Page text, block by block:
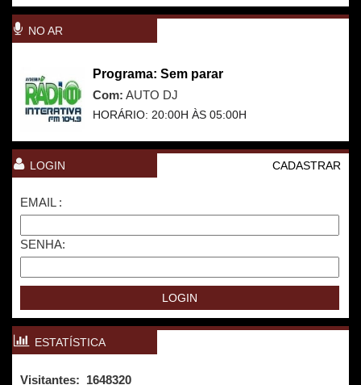
NO AR
Programa: Sem parar
Com: AUTO DJ
HORÁRIO: 20:00H ÀS 05:00H
LOGIN CADASTRAR
EMAIL :
SENHA:
ESTATÍSTICA
Visitantes: 1648320